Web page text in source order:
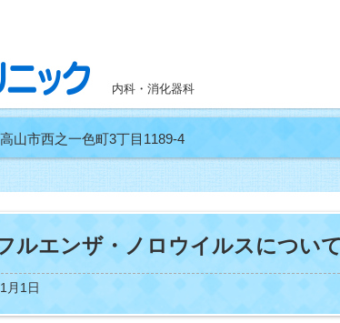
内科・消化器科
山市西之一色町3丁目1189-4
ルエンザ・ノロウイルスについ
月1日